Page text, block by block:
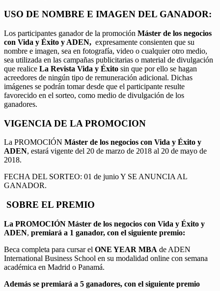
USO DE NOMBRE E IMAGEN DEL GANADOR:
Los participantes ganador de la promoción Máster de los negocios
con Vida y Éxito y ADEN, expresamente consienten que su
nombre e imagen, sea en fotografía, video o cualquier otro medio,
sea utilizada en las campañas publicitarias o material de divulgación
que realice La Revista Vida y Éxito sin que por ello se hagan
acreedores de ningún tipo de remuneración adicional. Dichas
imágenes se podrán tomar desde que el participante resulte
favorecido en el sorteo, como medio de divulgación de los
ganadores.
VIGENCIA DE LA PROMOCION
La PROMOCIÓN Máster de los negocios con Vida y Éxito y
ADEN, estará vigente del 20 de marzo de 2018 al 20 de mayo de
2018.
FECHA DEL SORTEO: 01 de junio Y SE ANUNCIA AL
GANADOR.
SOBRE EL PREMIO
La PROMOCIÓN Máster de los negocios con Vida y Éxito y
ADEN, premiará a 1 ganador, con el siguiente premio:
Beca completa para cursar el ONE YEAR MBA de ADEN
International Business School en su modalidad online con semana
académica en Madrid o Panamá.
Además se premiará a 5 ganadores, con el siguiente premio